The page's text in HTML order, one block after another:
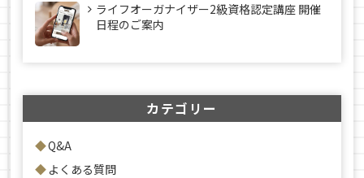
ライフオーガナイザー2級資格認定講座 開催
日程のご案内
カテゴリー
Q&A
よくある質問